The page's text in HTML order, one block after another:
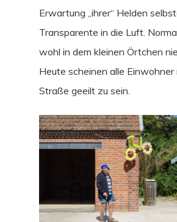
Erwartung „ihrer“ Helden
Transparente in die Luft.
wohl in dem kleinen Örtchen
Heute scheinen alle Einwohner
Straße geeilt zu sein.